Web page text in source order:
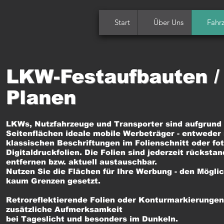
Start Über Uns
LKW-Festaufbauten /
Planen
LKWs, Nutzfahrzeuge und Transporter sind
Seitenflächen ideale mobile Werbeträger - entweder
klassischen Beschriftungen im Folienschnitt oder
Digitaldruckfolien. Die Folien sind jederzeit
entfernen bzw. aktuell austauschbar.
Nutzen Sie die Flächen für Ihre Werbung - den
kaum Grenzen gesetzt.
Retroreflektierende Folien oder
zusätzliche Aufmerksamkeit
bei Tageslicht und besonders im Dunkeln.